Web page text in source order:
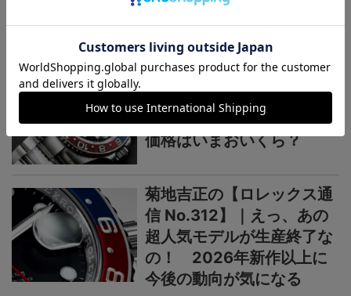
なジュビリーダイアルモチ
ーフ
菊地吉正の【ロレックス通
信 No.313】｜生産終了の
発表からほぼ2カ月。実勢
価格はいまおいくら？
菊地吉正の【ロレックス通
信 No.312】｜えっ、あの
超人気モデルが生産終了な
の！ 2026年新作以上に
今後の動向が気になる